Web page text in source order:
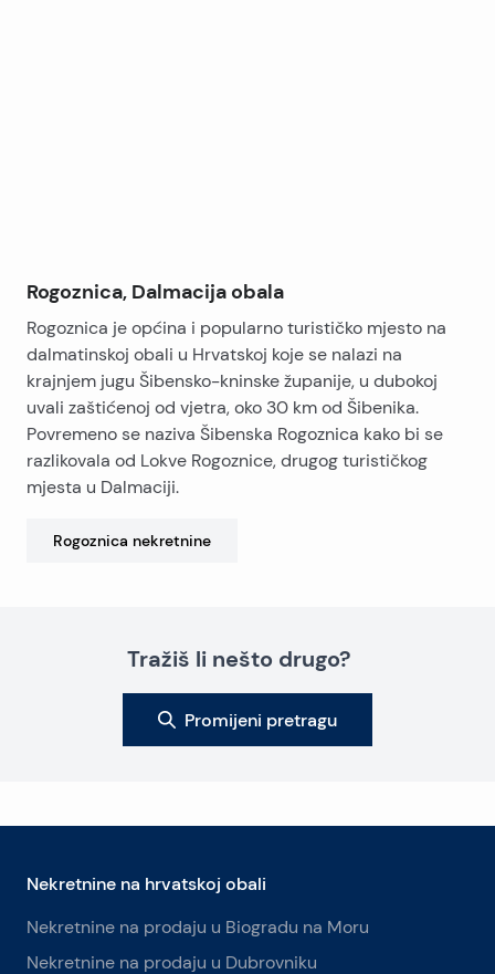
Rogoznica, Dalmacija obala
Rogoznica je općina i popularno turističko mjesto na
dalmatinskoj obali u Hrvatskoj koje se nalazi na
krajnjem jugu Šibensko-kninske županije, u dubokoj
uvali zaštićenoj od vjetra, oko 30 km od Šibenika.
Povremeno se naziva Šibenska Rogoznica kako bi se
razlikovala od Lokve Rogoznice, drugog turističkog
mjesta u Dalmaciji.
Rogoznica nekretnine
Tražiš li nešto drugo?
Promijeni pretragu
Nekretnine na hrvatskoj obali
Nekretnine na prodaju u Biogradu na Moru
Nekretnine na prodaju u Dubrovniku